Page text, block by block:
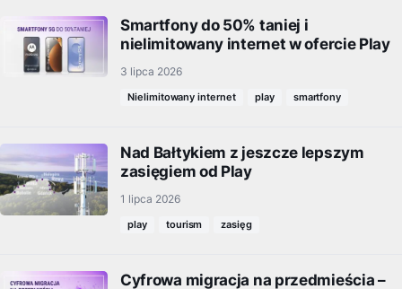
Smartfony do 50% taniej i
nielimitowany internet w ofercie Play
3 lipca 2026
Nielimitowany internet play smartfony
Nad Bałtykiem z jeszcze lepszym
zasięgiem od Play
1 lipca 2026
play tourism zasięg
Cyfrowa migracja na przedmieścia –